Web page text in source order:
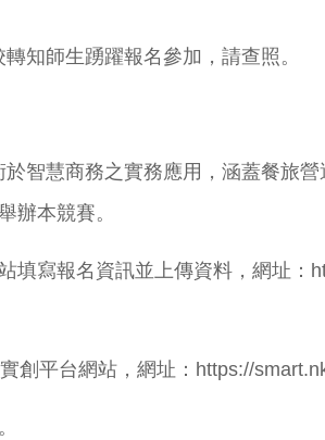
知師生踴躍報名參加，請查照。
智慧商務之實務應用，涵蓋餐旅
辦本競賽。
寫報名資訊並上傳資料，網址：
平台網站，網址：https://